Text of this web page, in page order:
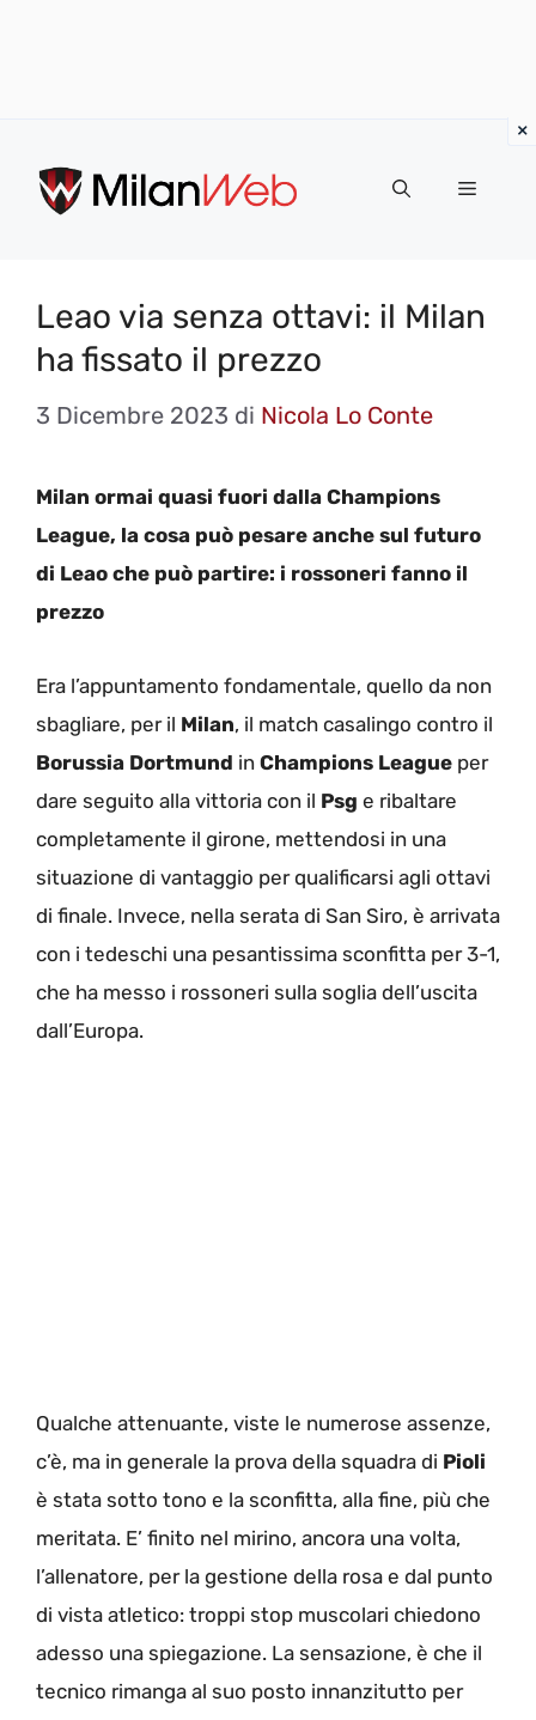
contenuto
MENU
Leao via senza ottavi: il Milan
ha fissato il prezzo
3 Dicembre 2023 di Nicola Lo Conte
Milan ormai quasi fuori dalla Champions
League, la cosa può pesare anche sul futuro
di Leao che può partire: i rossoneri fanno il
prezzo
Era l’appuntamento fondamentale, quello da non
sbagliare, per il Milan, il match casalingo contro il
Borussia Dortmund in Champions League per
dare seguito alla vittoria con il Psg e ribaltare
completamente il girone, mettendosi in una
situazione di vantaggio per qualificarsi agli ottavi
di finale. Invece, nella serata di San Siro, è arrivata
con i tedeschi una pesantissima sconfitta per 3-1,
che ha messo i rossoneri sulla soglia dell’uscita
dall’Europa.
Qualche attenuante, viste le numerose assenze,
c’è, ma in generale la prova della squadra di Pioli
è stata sotto tono e la sconfitta, alla fine, più che
meritata. E’ finito nel mirino, ancora una volta,
l’allenatore, per la gestione della rosa e dal punto
di vista atletico: troppi stop muscolari chiedono
adesso una spiegazione. La sensazione, è che il
tecnico rimanga al suo posto innanzitutto per